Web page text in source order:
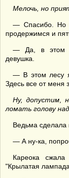
Мелочь, но
— Спасибо. Но
продержимся и
— Да, в этом
девушка.
— В этом лесу
Здесь все от меня
Ну, допустим,
ломать голову
Ведьма сделала
— А ну-ка,
Кареока
"Крылатая